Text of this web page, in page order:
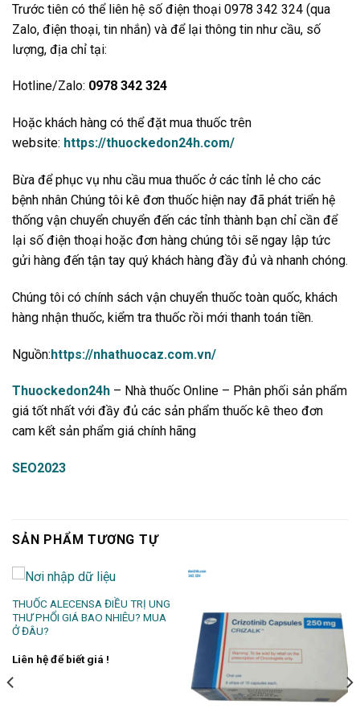
Trước tiên có thể liên hệ số điện thoại 0978 342 324 (qua
Zalo, điện thoại, tin nhắn) và để lại thông tin như cầu, số
lượng, địa chỉ tại:
Hotline/Zalo: 0978 342 324
Hoặc khách hàng có thể đặt mua thuốc trên
website: https://thuockedon24h.com/
Bừa để phục vụ nhu cầu mua thuốc ở các tỉnh lẻ cho các
bệnh nhân Chúng tôi kê đơn thuốc hiện nay đã phát triển hệ
thống vận chuyển chuyển đến các tỉnh thành bạn chỉ cần để
lại số điện thoại hoặc đơn hàng chúng tôi sẽ ngay lập tức
gửi hàng đến tận tay quý khách hàng đầy đủ và nhanh chóng.
Chúng tôi có chính sách vận chuyển thuốc toàn quốc, khách
hàng nhận thuốc, kiểm tra thuốc rồi mới thanh toán tiền.
Nguồn:https://nhathuocaz.com.vn/
Thuockedon24h – Nhà thuốc Online – Phân phối sản phẩm
giá tốt nhất với đầy đủ các sản phẩm thuốc kê theo đơn
cam kết sản phẩm giá chính hãng
SEO2023
SẢN PHẨM TƯƠNG TỰ
THUỐC ALECENSA ĐIỀU TRỊ UNG
THƯ PHỔI GIÁ BAO NHIÊU? MUA
Ở ĐÂU?
Liên hệ để biết giá !